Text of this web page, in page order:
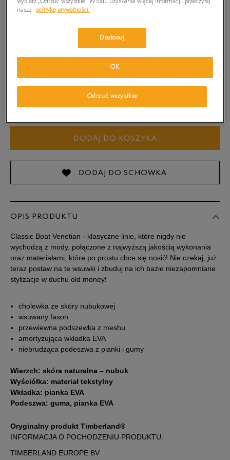
25 cm
25,5 cm
43 27 cm
43,5 27,5 cm
44 28 cm
44,5 28,5 cm
45 29 cm
45,5 29,5 cm
46 30 cm
47,5 31 cm
DODAJ DO KOSZYKA
DODAJ DO SCHOWKA
OPIS PRODUKTU
Classic Boat Venetian - klasyczne linie, które nigdy nie
wychodzą z mody, połączone z najwyższą jakością wykonania
oraz materiałami, które po prostu chce się nosić! Nie czekaj, już
teraz postaw na te wsuwki i zbuduj na ich bazie niezapomniane
stylizacje w duchu old money!
cholewka ze skóry nubukowej
wsuwany fason
przewiewna podszewka z meshu
amortyzująca wkładka EVA
niebrudząca podeszwa z pianki i gumy
Wierzch: skóra naturalna – nubuk
Wyściółka: materiał tekstylny
Wkładka: pianka EVA
Podeszwa: guma, pianka EVA
Oryginalny produkt Timberland®
INFORMACJA O POCHODZENIU PRODUKTU:
TIMBERLAND EUROPE BV
wybierz „Odrzuć wszystkie”. W celu uzyskania więcej informacji, przeczytaj
naszą
politykę prywatności.
Dostosuj
Odrzuć wszystkie
OK